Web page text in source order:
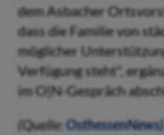
dem Asbacher
dass die Familie von
möglicher
Verfügung steht",
im O|N-Gespräch
(Quelle:OsthessenNews)